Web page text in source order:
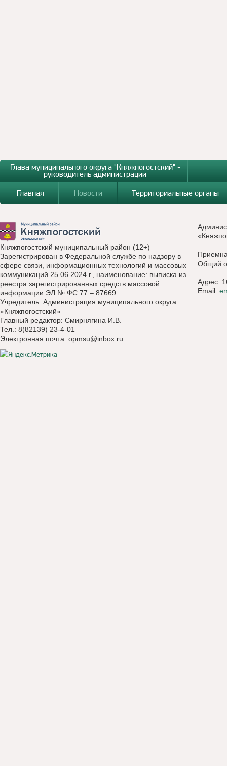
Глава муниципального округа "Княжпогостский" -
руководитель администрации
Главная
Новости Территориальные органы
Княжпогостский муниципальный район (12+)
Зарегистрирован в Федеральной службе по надзору в
сфере связи, информационных технологий и массовых
коммуникаций 25.06.2024 г., наименование: выписка из
реестра зарегистрированных средств массовой
информации ЭЛ № ФС 77 – 87669
Учредитель: Администрация муниципального округа
«Княжпогостский»
Главный редактор: Смирнягина И.В.
Тел.: 8(82139) 23-4-01
Электронная почта: opmsu@inbox.ru
Общий
Адрес:
Email: